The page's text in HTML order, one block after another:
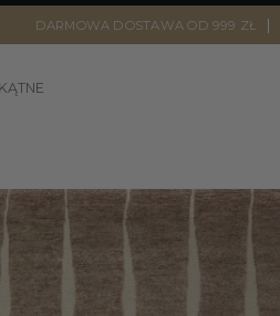
DARMOWA DOSTAWA OD 999 ZŁ |